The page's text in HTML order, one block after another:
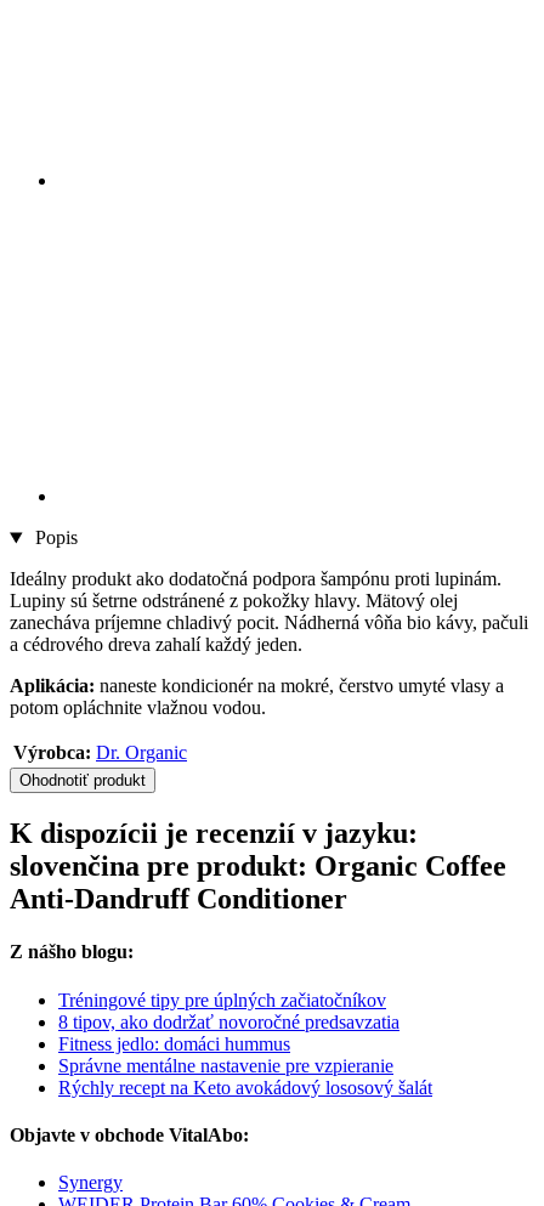
Popis
Ideálny produkt ako dodatočná podpora šampónu proti lupinám.
Lupiny sú šetrne odstránené z pokožky hlavy. Mätový olej
zanecháva príjemne chladivý pocit. Nádherná vôňa bio kávy, pačuli
a cédrového dreva zahalí každý jeden.
Aplikácia: naneste kondicionér na mokré, čerstvo umyté vlasy a
potom opláchnite vlažnou vodou.
Výrobca: Dr. Organic
Ohodnotiť produkt
K dispozícii je recenzií v jazyku:
slovenčina pre produkt: Organic Coffee
Anti-Dandruff Conditioner
Z nášho blogu:
Tréningové tipy pre úplných začiatočníkov
8 tipov, ako dodržať novoročné predsavzatia
Fitness jedlo: domáci hummus
Správne mentálne nastavenie pre vzpieranie
Rýchly recept na Keto avokádový lososový šalát
Objavte v obchode VitalAbo:
Synergy